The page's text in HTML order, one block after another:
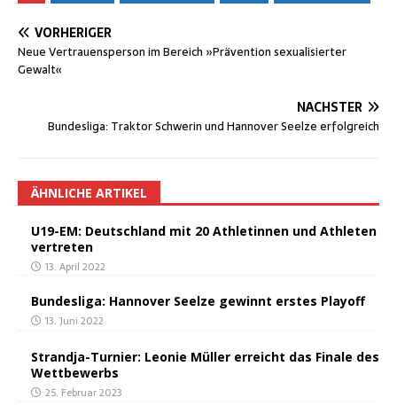
VORHERIGER
Neue Ver­trau­ens­per­son im Bereich »Prä­ven­ti­on sexua­li­sier­ter
Gewalt«
NÄCHSTER
Bun­des­li­ga: Trak­tor Schwe­rin und Han­no­ver Seel­ze erfolgreich
ÄHNLICHE ARTIKEL
U19-EM: Deutsch­land mit 20 Ath­le­tin­nen und Ath­le­ten
vertreten
13. April 2022
Bun­des­li­ga: Han­no­ver Seel­ze gewinnt ers­tes Playoff
13. Juni 2022
Strand­ja-Tur­nier: Leo­nie Mül­ler erreicht das Fina­le des
Wettbewerbs
25. Februar 2023